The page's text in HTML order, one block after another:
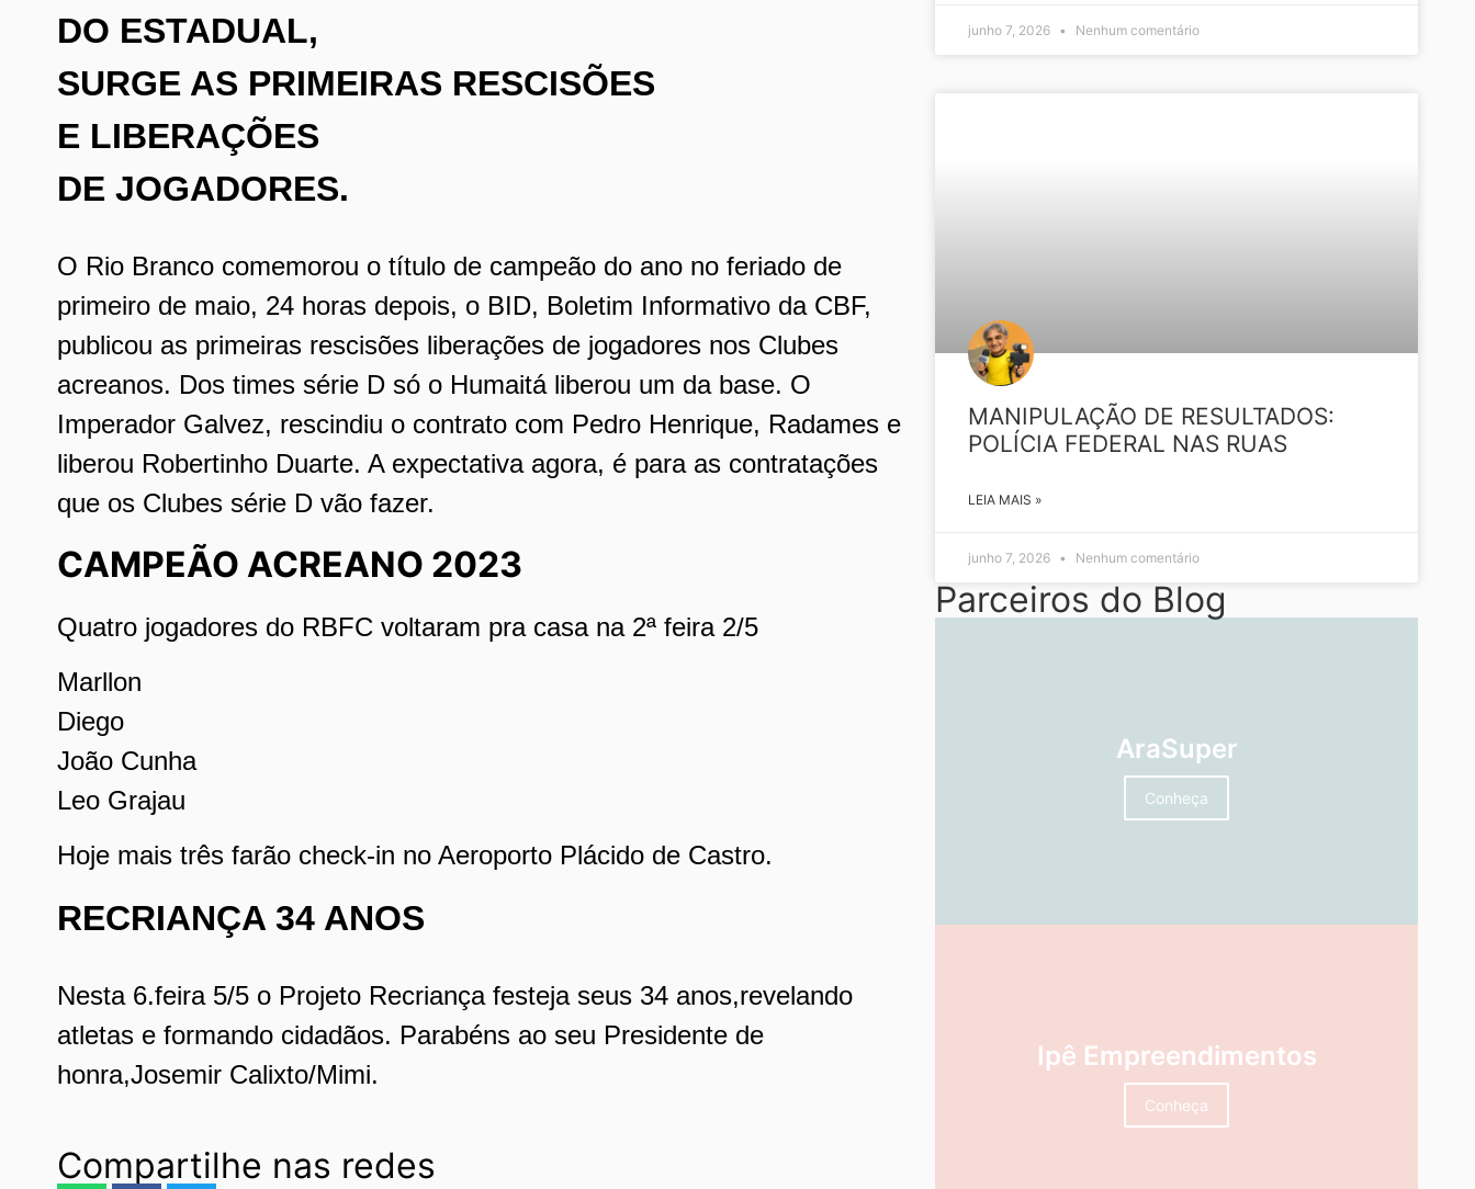
DO ESTADUAL,
SURGE AS PRIMEIRAS RESCISÕES
E LIBERAÇÕES
DE JOGADORES.
O Rio Branco comemorou o título de campeão do ano no feriado de
primeiro de maio, 24 horas depois, o BID, Boletim Informativo da CBF,
publicou as primeiras rescisões liberações de jogadores nos Clubes
acreanos. Dos times série D só o Humaitá liberou um da base. O
Imperador Galvez, rescindiu o contrato com Pedro Henrique, Radames e
liberou Robertinho Duarte. A expectativa agora, é para as contratações
que os Clubes série D vão fazer.
CAMPEÃO ACREANO 2023
Quatro jogadores do RBFC voltaram pra casa na 2ª feira 2/5
Marllon
Diego
João Cunha
Leo Grajau
Hoje mais três farão check-in no Aeroporto Plácido de Castro.
RECRIANÇA 34 ANOS
Nesta 6.feira 5/5 o Projeto Recriança festeja seus 34 anos,revelando
atletas e formando cidadãos. Parabéns ao seu Presidente de
honra,Josemir Calixto/Mimi.
Compartilhe nas redes
junho 7, 2026 Nenhum comentário
MANIPULAÇÃO DE RESULTADOS:
POLÍCIA FEDERAL NAS RUAS
LEIA MAIS »
junho 7, 2026 Nenhum comentário
Parceiros do Blog
AraSuper
Conheça
Ipê Empreendimentos
Conheça